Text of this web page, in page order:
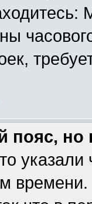
пояс,
указали